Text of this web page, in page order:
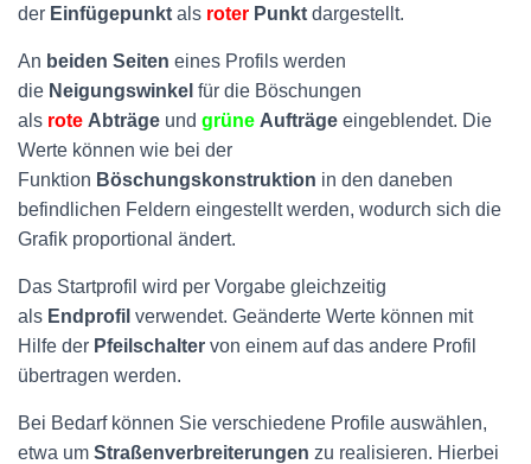
der Einfügepunkt als roter Punkt dargestellt.
An beiden Seiten eines Profils werden
die Neigungswinkel für die Böschungen
als rote Abträge und grüne Aufträge eingeblendet. Die
Werte können wie bei der
Funktion Böschungskonstruktion in den daneben
befindlichen Feldern eingestellt werden, wodurch sich die
Grafik proportional ändert.
Das Startprofil wird per Vorgabe gleichzeitig
als Endprofil verwendet. Geänderte Werte können mit
Hilfe der Pfeilschalter von einem auf das andere Profil
übertragen werden.
Bei Bedarf können Sie verschiedene Profile auswählen,
etwa um Straßenverbreiterungen zu realisieren. Hierbei